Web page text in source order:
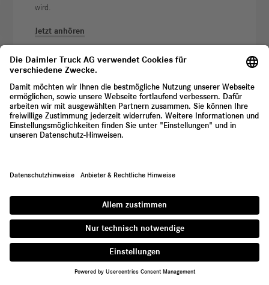
wird.
Jetzt anhören
Partnerschaften mit Wettbewerbern
(Englisch)